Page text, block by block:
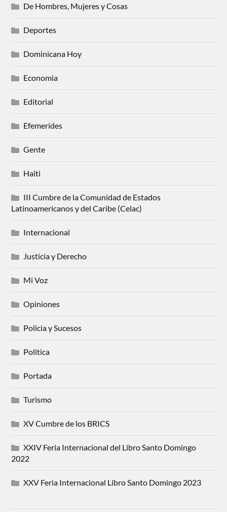
De Hombres, Mujeres y Cosas
Deportes
Dominicana Hoy
Economia
Editorial
Efemerides
Gente
Haiti
III Cumbre de la Comunidad de Estados
Latinoamericanos y del Caribe (Celac)
Internacional
Justicia y Derecho
Mi Voz
Opiniones
Policia y Sucesos
Politica
Portada
Turismo
XV Cumbre de los BRICS
XXIV Feria Internacional del Libro Santo Domingo
2022
XXV Feria Internacional Libro Santo Domingo 2023